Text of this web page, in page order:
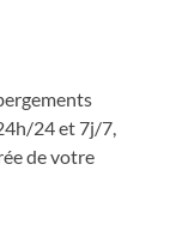
24 et 7j/7,
de votre